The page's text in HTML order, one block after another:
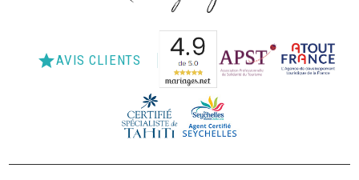
starAVIS CLIENTS